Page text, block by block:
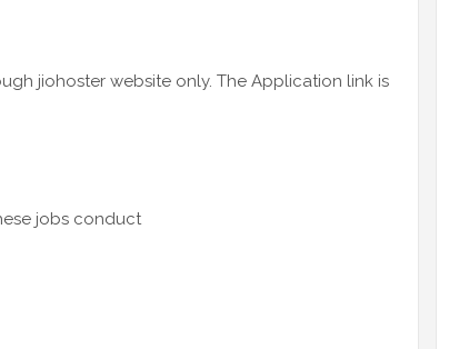
jiohoster website only. The Application link is
jobs conduct